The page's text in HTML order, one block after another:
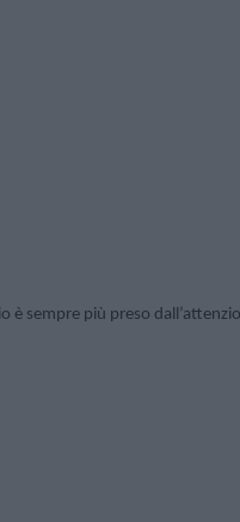
è sempre più preso